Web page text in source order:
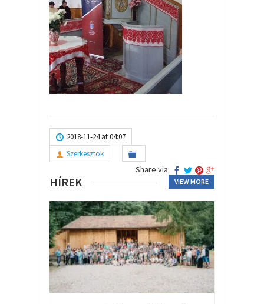
2018-11-24 at 04:07
Szerkesztok
Share via:
HÍREK VIEW MORE